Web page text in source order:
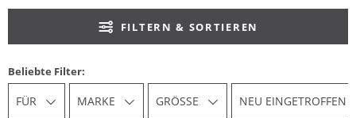
FILTERN & SORTIEREN
Beliebte Filter:
FÜR MARKE GRÖSSE NEU EINGETROFFEN